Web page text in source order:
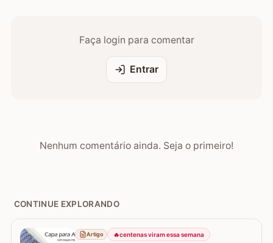
Faça login para comentar
Entrar
Nenhum comentário ainda. Seja o primeiro!
CONTINUE EXPLORANDO
Artigo 🔥centenas viram essa semana